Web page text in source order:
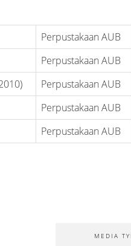
Perpustakaan AUB
Perpustakaan AUB
Perpustakaan AUB
Perpustakaan AUB
Perpustakaan AUB
MEDIA